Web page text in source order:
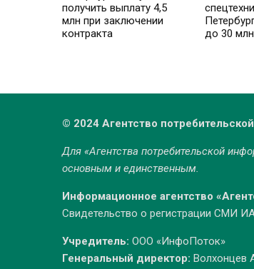
получить выплату 4,5
млн при заключении
контракта
до 30 млн
© 2024 Агентство
Для «Агентства потребительской
основным и единственным.
Информационное агентство
Свидетельство о регистрации СМИ
Учредитель: ООО «ИнфоПоток»
Генеральный директор: Волхонцев